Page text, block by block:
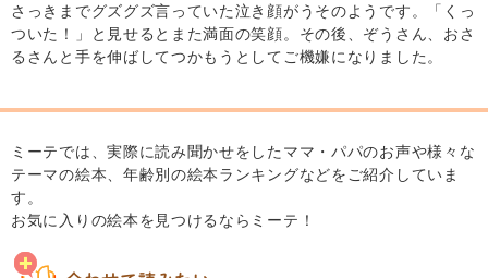
さっきまでグズグズ言っていた泣き顔がうそのようです。「くっ
ついた！」と見せるとまた満面の笑顔。その後、ぞうさん、おさ
るさんと手を伸ばしてつかもうとしてご機嫌になりました。
ミーテでは、実際に読み聞かせをしたママ・パパのお声や様々な
テーマの絵本、年齢別の絵本ランキングなどをご紹介していま
す。
お気に入りの絵本を見つけるならミーテ！